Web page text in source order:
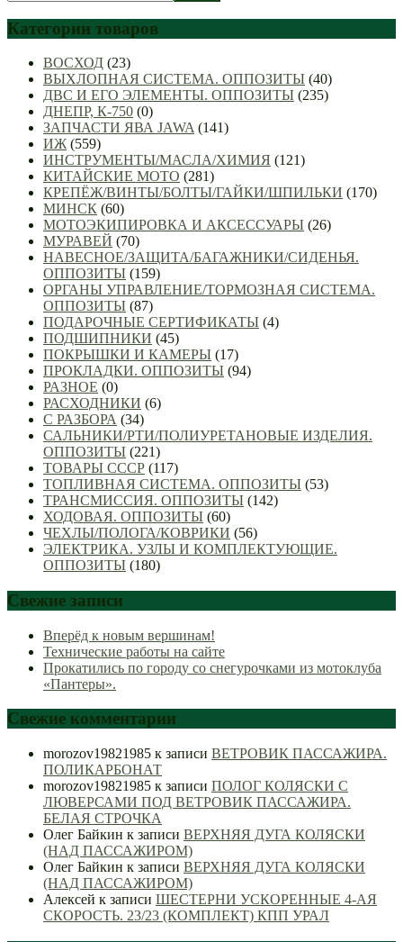
Категории товаров
ВОСХОД (23)
ВЫХЛОПНАЯ СИСТЕМА. ОППОЗИТЫ (40)
ДВС И ЕГО ЭЛЕМЕНТЫ. ОППОЗИТЫ (235)
ДНЕПР, К-750 (0)
ЗАПЧАСТИ ЯВА JAWA (141)
ИЖ (559)
ИНСТРУМЕНТЫ/МАСЛА/ХИМИЯ (121)
КИТАЙСКИЕ МОТО (281)
КРЕПЁЖ/ВИНТЫ/БОЛТЫ/ГАЙКИ/ШПИЛЬКИ (170)
МИНСК (60)
МОТОЭКИПИРОВКА И АКСЕССУАРЫ (26)
МУРАВЕЙ (70)
НАВЕСНОЕ/ЗАЩИТА/БАГАЖНИКИ/СИДЕНЬЯ.
ОППОЗИТЫ (159)
ОРГАНЫ УПРАВЛЕНИЕ/ТОРМОЗНАЯ СИСТЕМА.
ОППОЗИТЫ (87)
ПОДАРОЧНЫЕ СЕРТИФИКАТЫ (4)
ПОДШИПНИКИ (45)
ПОКРЫШКИ И КАМЕРЫ (17)
ПРОКЛАДКИ. ОППОЗИТЫ (94)
РАЗНОЕ (0)
РАСХОДНИКИ (6)
С РАЗБОРА (34)
САЛЬНИКИ/РТИ/ПОЛИУРЕТАНОВЫЕ ИЗДЕЛИЯ.
ОППОЗИТЫ (221)
ТОВАРЫ СССР (117)
ТОПЛИВНАЯ СИСТЕМА. ОППОЗИТЫ (53)
ТРАНСМИССИЯ. ОППОЗИТЫ (142)
ХОДОВАЯ. ОППОЗИТЫ (60)
ЧЕХЛЫ/ПОЛОГА/КОВРИКИ (56)
ЭЛЕКТРИКА. УЗЛЫ И КОМПЛЕКТУЮЩИЕ.
ОППОЗИТЫ (180)
Свежие записи
Вперёд к новым вершинам!
Технические работы на сайте
Прокатились по городу со снегурочками из мотоклуба
«Пантеры».
Свежие комментарии
morozov19821985 к записи ВЕТРОВИК ПАССАЖИРА.
ПОЛИКАРБОНАТ
morozov19821985 к записи ПОЛОГ КОЛЯСКИ С
ЛЮВЕРСАМИ ПОД ВЕТРОВИК ПАССАЖИРА.
БЕЛАЯ СТРОЧКА
Олег Байкин к записи ВЕРХНЯЯ ДУГА КОЛЯСКИ
(НАД ПАССАЖИРОМ)
Олег Байкин к записи ВЕРХНЯЯ ДУГА КОЛЯСКИ
(НАД ПАССАЖИРОМ)
Алексей к записи ШЕСТЕРНИ УСКОРЕННЫЕ 4-АЯ
СКОРОСТЬ. 23/23 (КОМПЛЕКТ) КПП УРАЛ